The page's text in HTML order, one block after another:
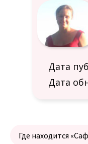
Дата
Дата
Где находится